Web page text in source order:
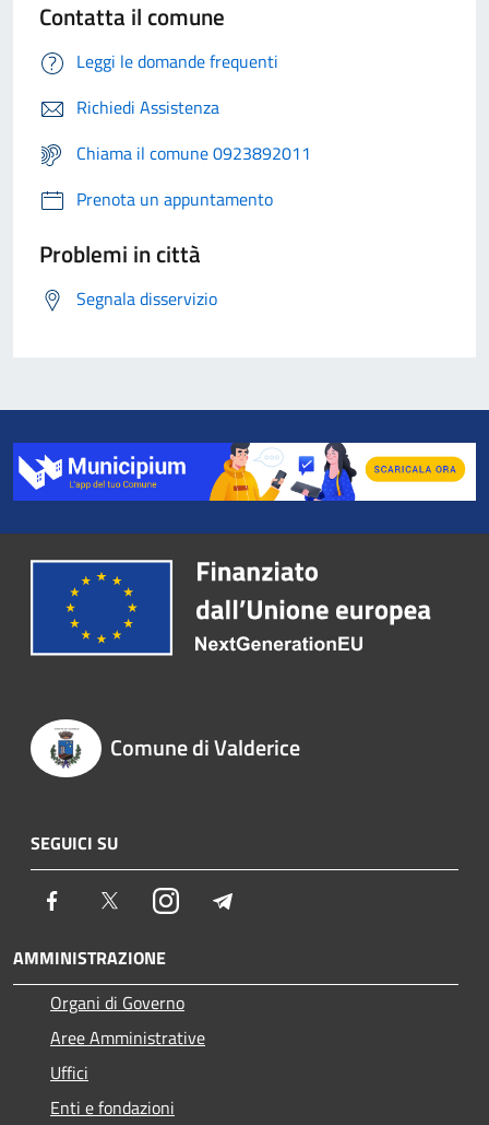
Contatta il comune
Leggi le domande frequenti
Richiedi Assistenza
Chiama il comune 0923892011
Prenota un appuntamento
Problemi in città
Segnala disservizio
Comune di Valderice
SEGUICI SU
Facebook TwitterInstagram
AMMINISTRAZIONE
Organi di Governo
Aree Amministrative
Uffici
Enti e fondazioni